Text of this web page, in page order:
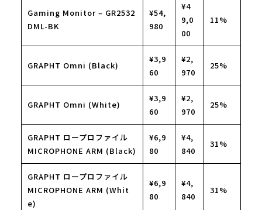
Gaming Monitor – GR2532
DML-BK
¥54,
980
¥4
9,0
00
11%
GRAPHT Omni (Black)
¥3,9
60
¥2,
970
25%
GRAPHT Omni (White)
¥3,9
60
¥2,
970
25%
GRAPHT ロープロファイル
MICROPHONE ARM (Black)
¥6,9
80
¥4,
840
31%
GRAPHT ロープロファイル
MICROPHONE ARM (Whit
e)
¥6,9
80
¥4,
840
31%